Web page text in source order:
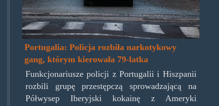
Portugalia: Policja rozbiła narkotykowy
gang, którym kierowała 79-latka
Funkcjonariusze policji z Portugalii i Hiszpanii
rozbili grupę przestępczą sprowadzającą na
Półwysep Iberyjski kokainę z Ameryki